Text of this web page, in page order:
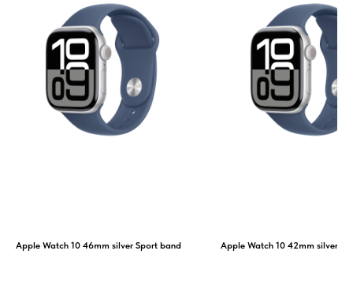
Apple Watch 10 46mm silver Sport band Apple Watch 10 42mm silver